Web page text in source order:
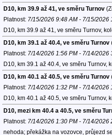
D10, km 39.9 až 41, ve směru Turnov
Platnost: 7/15/2026 9:48 AM - 7/15/2026
D10, km 39.9 až 41, ve směru Turnov,
D10, km 39.1 až 40.4, ve směru Turnov
Platnost: 7/14/2026 1:56 PM - 7/14/2026
D10, km 39.1 až 40.4, ve směru Turnov,
D10, km 40.1 až 40.5, ve směru Turnov
Platnost: 7/14/2026 1:32 PM - 7/14/2026
D10, km 40.1 až 40.5, ve směru Turnov,
D10, mezi km 40.4 a 40.5, ve směru
Platnost: 7/14/2026 1:30 PM - 7/14/2026
nehoda; překážka na vozovce, průjezd